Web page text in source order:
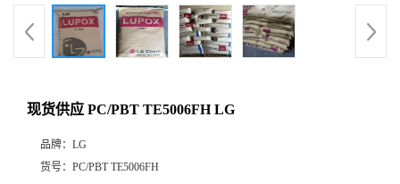
现货供应 PC/PBT TE5006FH LG
品牌： LG
货号： PC/PBT TE5006FH